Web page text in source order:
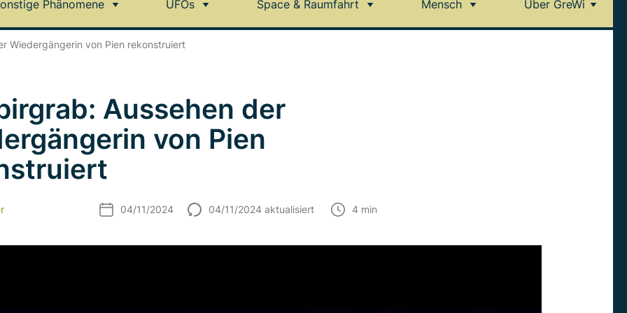
Phänomene UFOs Space & Raumfahrt Mensch Über GreWi
Wiedergängerin von Pien rekonstruiert
Aussehen der
von Pien
04/11/2024 04/11/2024 aktualisiert 4 min